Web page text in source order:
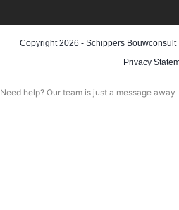
Copyright 2026 - Schippers Bouwconsult
Privacy
Need help? Our team is just a message away